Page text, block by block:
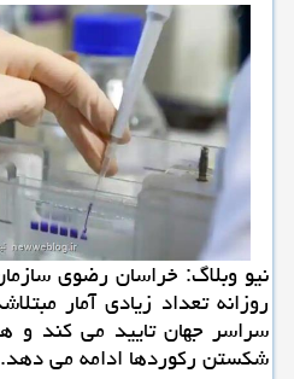
روزانه تعداد زیادی آمار
سراسر جهان تایید می كند و
شكستن ركوردها ادامه می دهد.